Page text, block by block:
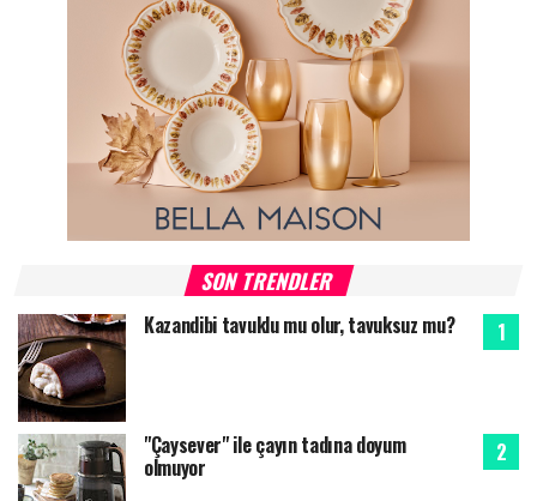
SON TRENDLER
Kazandibi tavuklu mu olur, tavuksuz mu?
"Çaysever" ile çayın tadına doyum
olmuyor